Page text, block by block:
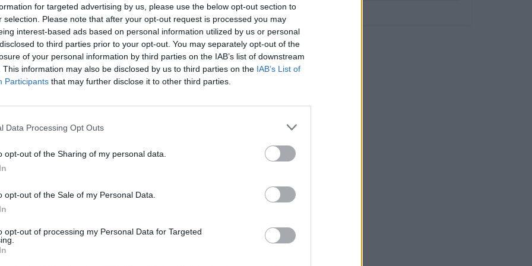
for targeted advertising by us, please use the below opt-out section to
selection. Please note that after your opt-out request is processed you may
interest-based ads based on personal information utilized by us or personal
to third parties prior to your opt-out. You may separately opt-out of the
of your personal information by third parties on the IAB’s list of downstream
This information may also be disclosed by us to third parties on the IAB’s List of
Participants that may further disclose it to other third parties.
Data Processing Opt Outs
opt-out of the Sharing of my personal data.
opt-out of the Sale of my Personal Data.
opt-out of processing my Personal Data for Targeted
O Natal chega segunda-feira
HOJE 17 DE NOVEMBRO, 2021 0
Jovens do Ensino Profissional
por projetos empreendedores
e Porminho patrocinam os prémios.